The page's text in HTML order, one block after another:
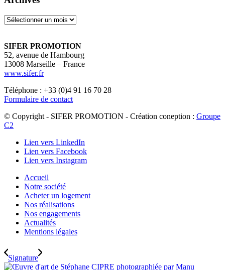
Archives
SIFER PROMOTION
52, avenue de Hambourg
13008 Marseille – France
www.sifer.fr
Téléphone : +33 (0)4 91 16 70 28
Formulaire de contact
© Copyright - SIFER PROMOTION - Création coneption : Groupe
C2
Lien vers LinkedIn
Lien vers Facebook
Lien vers Instagram
Accueil
Notre société
Acheter un logement
Nos réalisations
Nos engagements
Actualités
Mentions légales
Signature